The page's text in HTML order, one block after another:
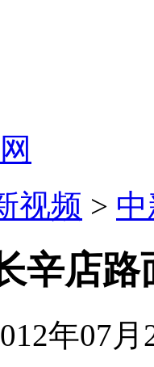
视频 >
辛店路
年07月